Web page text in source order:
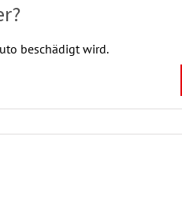
beschädigt wird.